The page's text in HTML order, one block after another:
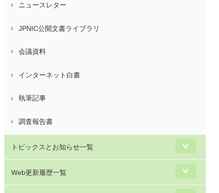
ニュースレター
JPNIC公開文書ライブラリ
会議資料
インターネット白書
執筆記事
調査報告書
トピックスとお知らせ一覧
Web更新履歴一覧